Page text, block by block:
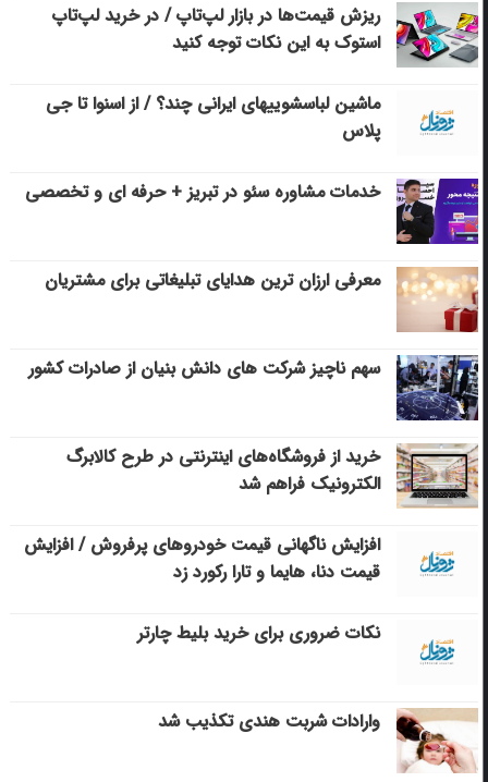
ریزش قیمت‌ها در بازار لپ‌تاپ / در خرید لپ‌تاپ
استوک به این نکات توجه کنید
ماشین لباسشویی‎های ایرانی چند؟ / از اسنوا تا جی
پلاس
خدمات مشاوره سئو در تبریز + حرفه ای و تخصصی
معرفی ارزان ترین هدایای تبلیغاتی برای مشتریان
سهم ناچیز شرکت های دانش بنیان از صادرات کشور
خرید از فروشگاه‌های اینترنتی در طرح کالابرگ
الکترونیک فراهم شد
افزایش ناگهانی قیمت خودروهای پرفروش / افزایش
قیمت دنا، هایما و تارا رکورد زد
نکات ضروری برای خرید بلیط چارتر
وارادات شربت هندی تکذیب شد